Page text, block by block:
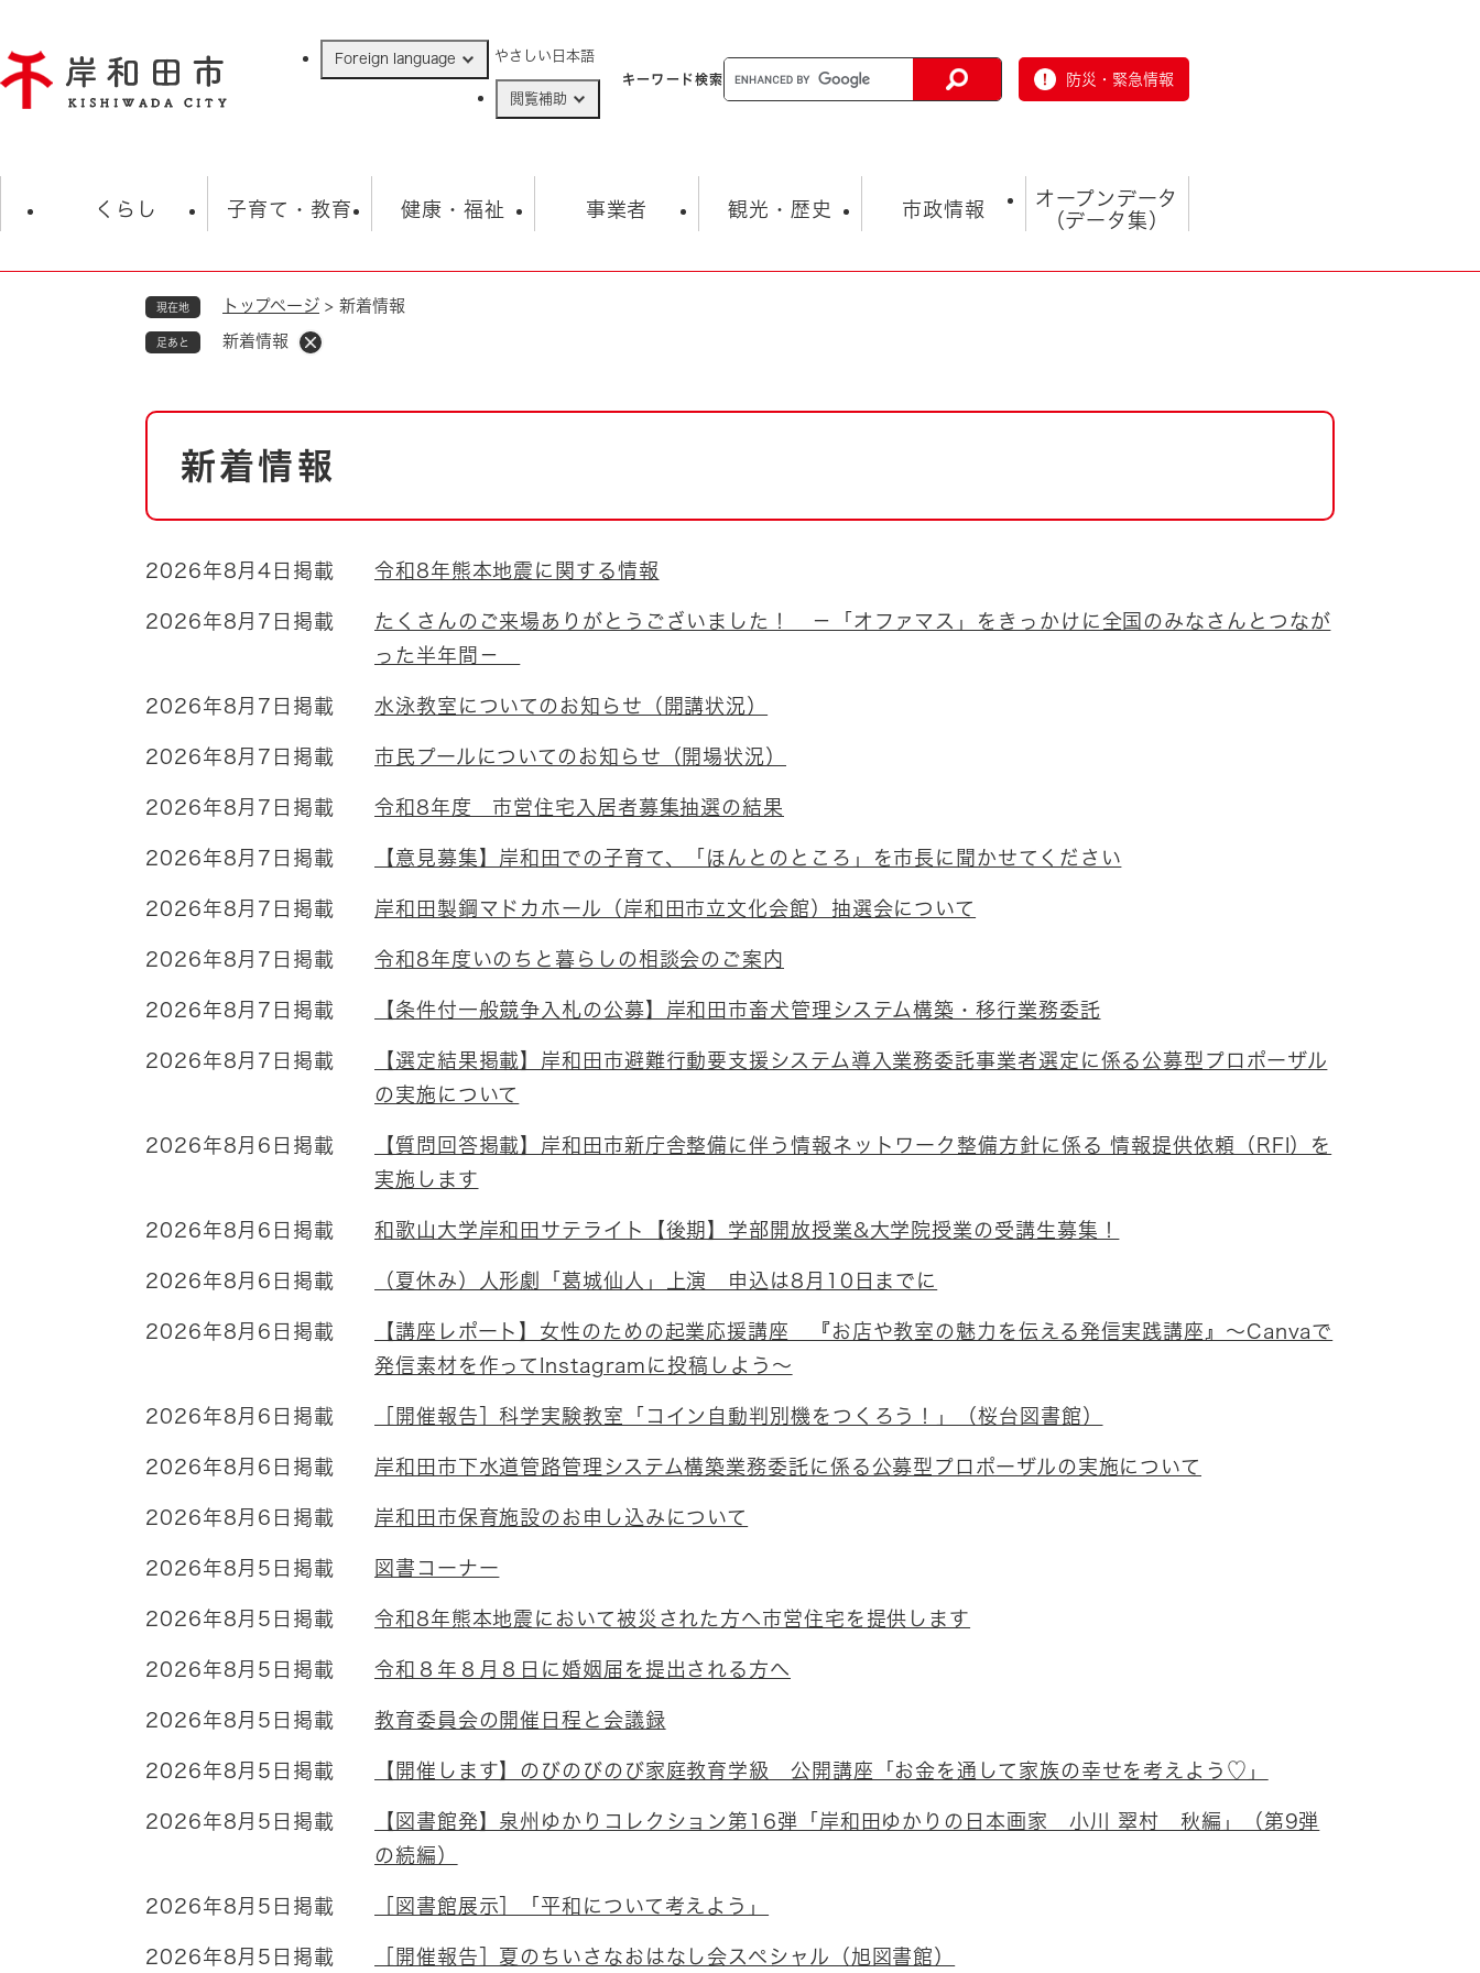
ジ
の
Foreign language やさしい日本語
閲覧補助
キーワード検索 防災・緊急情報
くらし
住民票・戸籍
ごみ・衛生・動物 救急・消防
防災・防犯
自然・環境・公園
引っ越し おくやみ
男女共同参画
地域コミュニティ・ボラン
ティア・協働
とじる
子育て・教育
学校
健康・福祉 事業者
環境 福祉・介護
観光・歴史
観光
市政情報
市政 職員採用情報
オープンデータ
（データ集）
現在地 トップページ > 新着情報
足あと 新着情報
本
新着情報
2026年8月4日掲載 令和8年熊本地震に関する情報
2026年8月7日掲載
たくさんのご来場ありがとうございました！ －「オファマス」をきっかけに全国のみなさんとつなが
った半年間－
2026年8月7日掲載 水泳教室についてのお知らせ（開講状況）
2026年8月7日掲載 市民プールについてのお知らせ（開場状況）
2026年8月7日掲載 令和8年度 市営住宅入居者募集抽選の結果
2026年8月7日掲載 【意見募集】岸和田での子育て、「ほんとのところ」を市長に聞かせてください
2026年8月7日掲載 岸和田製鋼マドカホール（岸和田市立文化会館）抽選会について
2026年8月7日掲載 令和8年度いのちと暮らしの相談会のご案内
2026年8月7日掲載 【条件付一般競争入札の公募】岸和田市畜犬管理システム構築・移行業務委託
2026年8月7日掲載
【選定結果掲載】岸和田市避難行動要支援システム導入業務委託事業者選定に係る公募型プロポーザル
の実施について
2026年8月6日掲載
【質問回答掲載】岸和田市新庁舎整備に伴う情報ネットワーク整備方針に係る 情報提供依頼（RFI）を
実施します
2026年8月6日掲載 和歌山大学岸和田サテライト【後期】学部開放授業&大学院授業の受講生募集！
2026年8月6日掲載 （夏休み）人形劇「葛城仙人」上演 申込は8月10日までに
2026年8月6日掲載
【講座レポート】女性のための起業応援講座 『お店や教室の魅力を伝える発信実践講座』～Canvaで
発信素材を作ってInstagramに投稿しよう～
2026年8月6日掲載 ［開催報告］科学実験教室「コイン自動判別機をつくろう！」（桜台図書館）
2026年8月6日掲載 岸和田市下水道管路管理システム構築業務委託に係る公募型プロポーザルの実施について
2026年8月6日掲載 岸和田市保育施設のお申し込みについて
2026年8月5日掲載 図書コーナー
2026年8月5日掲載 令和8年熊本地震において被災された方へ市営住宅を提供します
2026年8月5日掲載 令和８年８月８日に婚姻届を提出される方へ
2026年8月5日掲載 教育委員会の開催日程と会議録
2026年8月5日掲載 【開催します】のびのびのび家庭教育学級 公開講座「お金を通して家族の幸せを考えよう♡」
2026年8月5日掲載
【図書館発】泉州ゆかりコレクション第16弾「岸和田ゆかりの日本画家 小川 翠村 秋編」（第9弾
の続編）
2026年8月5日掲載 ［図書館展示］「平和について考えよう」
2026年8月5日掲載 ［開催報告］夏のちいさなおはなし会スペシャル（旭図書館）